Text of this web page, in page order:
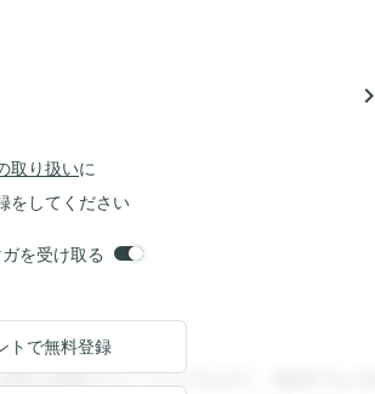
navigate_next
取り扱いに
をしてください
を受け取る
答を閲覧することができます。登録すると回
トで無料登録